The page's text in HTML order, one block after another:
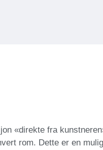
«direkte fra
rom. Dette er en